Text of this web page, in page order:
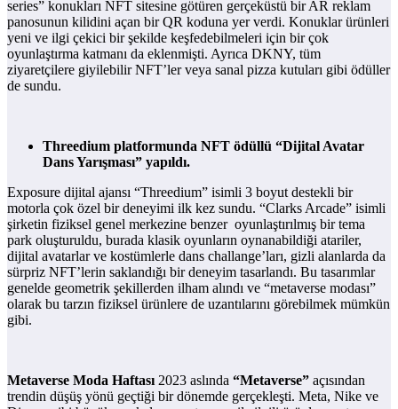
series” konukları NFT sitesine götüren gerçeküstü bir AR reklam
panosunun kilidini açan bir QR koduna yer verdi. Konuklar ürünleri
yeni ve ilgi çekici bir şekilde keşfedebilmeleri için bir çok
oyunlaştırma katmanı da eklenmişti. Ayrıca DKNY, tüm
ziyaretçilere giyilebilir NFT’ler veya sanal pizza kutuları gibi ödüller
de sundu.
Threedium platformunda NFT ödüllü “Dijital Avatar
Dans Yarışması” yapıldı.
Exposure dijital ajansı “Threedium” isimli 3 boyut destekli bir
motorla çok özel bir deneyimi ilk kez sundu. “Clarks Arcade” isimli
şirketin fiziksel genel merkezine benzer oyunlaştırılmış bir tema
park oluşturuldu, burada klasik oyunların oynanabildiği atariler,
dijital avatarlar ve kostümlerle dans challange’ları, gizli alanlarda da
sürpriz NFT’lerin saklandığı bir deneyim tasarlandı. Bu tasarımlar
genelde geometrik şekillerden ilham alındı ve “metaverse modası”
olarak bu tarzın fiziksel ürünlere de uzantılarını görebilmek mümkün
gibi.
Metaverse Moda Haftası2023 aslında “Metaverse” açısından
trendin düşüş yönü geçtiği bir dönemde gerçekleşti. Meta, Nike ve